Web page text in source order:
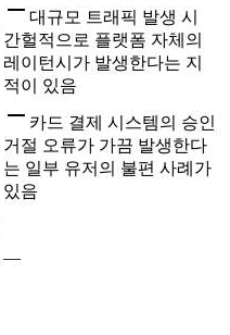
대규모 트래픽 발생 시
간헐적으로 플랫폼 자체의
레이턴시가 발생한다는 지
적이 있음
카드 결제 시스템의 승인
거절 오류가 가끔 발생한다
는 일부 유저의 불편 사례가
있음
—